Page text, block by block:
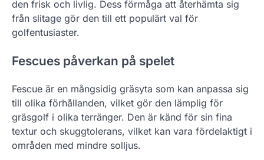
den frisk och livlig. Dess förmåga att återhämta sig
från slitage gör den till ett populärt val för
golfentusiaster.
Fescues påverkan på spelet
Fescue är en mångsidig gräsyta som kan anpassa sig
till olika förhållanden, vilket gör den lämplig för
gräsgolf i olika terränger. Den är känd för sin fina
textur och skuggtolerans, vilket kan vara fördelaktigt i
områden med mindre solljus.